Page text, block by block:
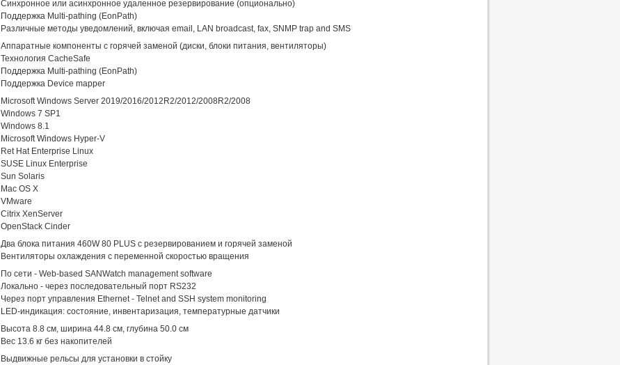
Синхронное или асинхронное удаленное резервирование (опционально)
Поддержка Multi-pathing (EonPath)
Различные методы уведомлений, включая email, LAN broadcast, fax, SNMP trap and SMS
Аппаратные компоненты с горячей заменой (диски, блоки питания, вентиляторы)
Технология CacheSafe
Поддержка Multi-pathing (EonPath)
Поддержка Device mapper
Microsoft Windows Server 2019/2016/2012R2/2012/2008R2/2008
Windows 7 SP1
Windows 8.1
Microsoft Windows Hyper-V
Ret Hat Enterprise Linux
SUSE Linux Enterprise
Sun Solaris
Mac OS X
VMware
Citrix XenServer
OpenStack Cinder
Два блока питания 460W 80 PLUS с резервированием и горячей заменой
Вентиляторы охлаждения с переменной скоростью вращения
По сети - Web-based SANWatch management software
Локально - через последовательный порт RS232
Через порт управления Ethernet - Telnet and SSH system monitoring
LED-индикация: состояние, инвентаризация, температурные датчики
Высота 8.8 см, ширина 44.8 см, глубина 50.0 см
Вес 13.6 кг без накопителей
Выдвижные рельсы для установки в стойку